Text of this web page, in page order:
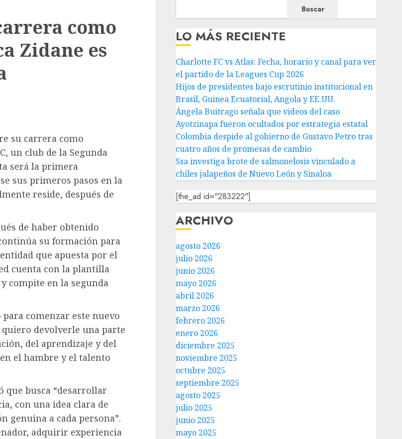
como
Zidane es
su carrera como
un club de la Segunda
será la primera
sus primeros pasos en la
reside, después de
de haber obtenido
su formación para
que apuesta por el
cuenta con la plantilla
compite en la segunda
comenzar este nuevo
devolverle una parte
del aprendizaje y del
el hambre y el talento
que busca “desarrollar
con una idea clara de
genuina a cada persona”.
adquirir experiencia
Buscar
LO MÁS RECIENTE
Charlotte FC vs Atlas: Fecha, horario y canal para ver
el partido de la Leagues Cup 2026
Hijos de presidentes bajo escrutinio institucional en
Brasil, Guinea Ecuatorial, Angola y EE.UU.
Ángela Buitrago señala que videos del caso
Ayotzinapa fueron ocultados por estrategia estatal
Colombia despide al gobierno de Gustavo Petro tras
cuatro años de promesas de cambio
Ssa investiga brote de salmonelosis vinculado a
chiles jalapeños de Nuevo León y Sinaloa
[the_ad id="283222"]
ARCHIVO
agosto 2026
julio 2026
junio 2026
mayo 2026
abril 2026
marzo 2026
febrero 2026
enero 2026
diciembre 2025
noviembre 2025
octubre 2025
septiembre 2025
agosto 2025
julio 2025
junio 2025
mayo 2025